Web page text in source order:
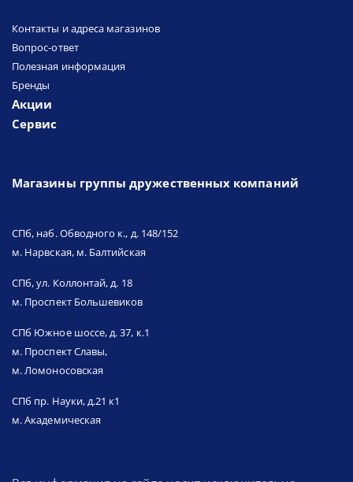
Контакты и адреса магазинов
Вопрос-ответ
Полезная информация
Бренды
Акции
Сервис
Магазины группы дружественных компаний
СПб, наб. Обводного к., д. 148/152
м. Нарвская, м. Балтийская
СПб, ул. Коллонтай, д. 18
м. Проспект Большевиков
СПб Южное шоссе, д. 37, к.1
м. Проспект Славы,
м. Ломоносовская
СПб пр. Науки, д.21 к1
м. Академическая